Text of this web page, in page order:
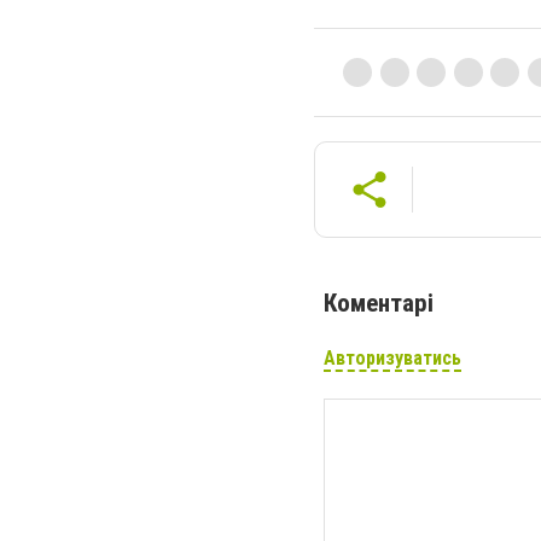
Коментарі
Авторизуватись